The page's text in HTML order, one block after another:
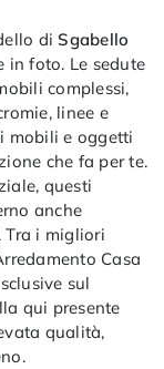
diSgabello
in foto. Le sedute
complessi,
linee e
mobili e oggetti
che fa per te.
questi
anche
Tra i migliori
Casa
sul
qui presente
qualità,